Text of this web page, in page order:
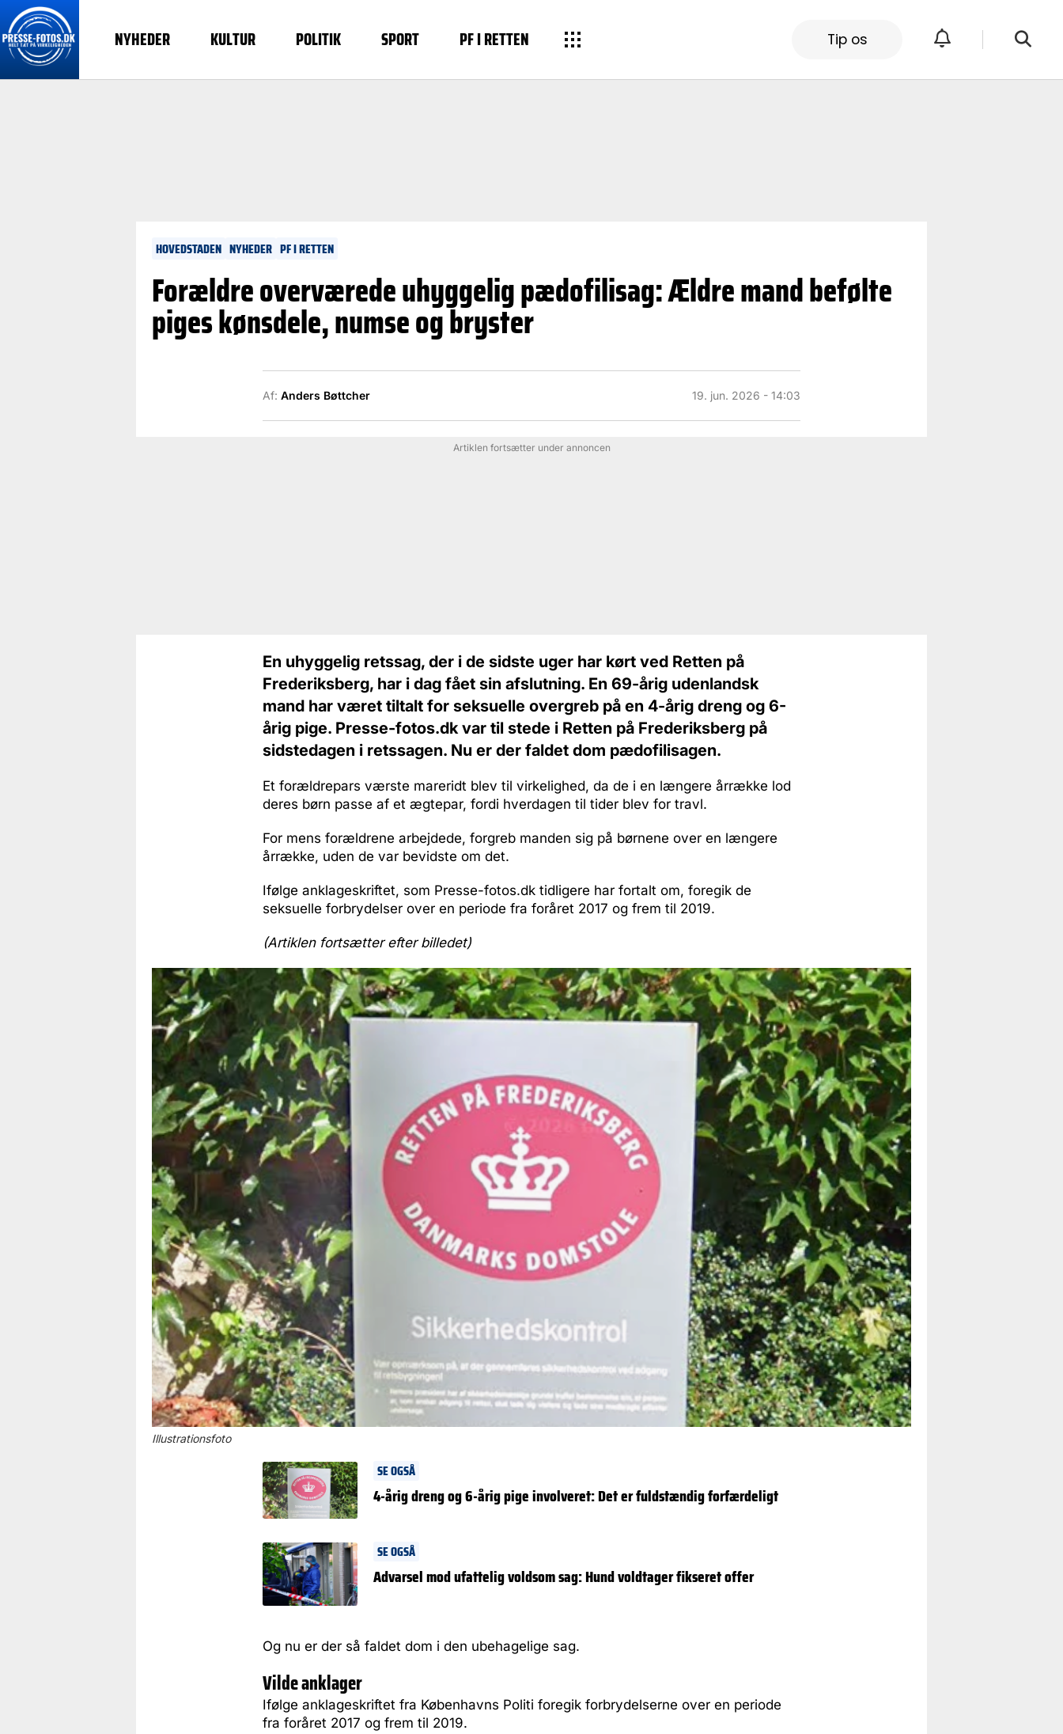
NYHEDER KULTUR POLITIK SPORT PF I RETTEN Tip os
HOVEDSTADEN NYHEDER PF I RETTEN
Forældre overværede uhyggelig pædofilisag: Ældre mand befølte
piges kønsdele, numse og bryster
Af: Anders Bøttcher 19. jun. 2026 - 14:03
Artiklen fortsætter under annoncen
En uhyggelig retssag, der i de sidste uger har kørt ved Retten på
Frederiksberg, har i dag fået sin afslutning. En 69-årig udenlandsk
mand har været tiltalt for seksuelle overgreb på en 4-årig dreng og 6-
årig pige. Presse-fotos.dk var til stede i Retten på Frederiksberg på
sidstedagen i retssagen. Nu er der faldet dom pædofilisagen.
Et forældrepars værste mareridt blev til virkelighed, da de i en længere årrække lod
deres børn passe af et ægtepar, fordi hverdagen til tider blev for travl.
For mens forældrene arbejdede, forgreb manden sig på børnene over en længere
årrække, uden de var bevidste om det.
Ifølge anklageskriftet, som Presse-fotos.dk tidligere har fortalt om, foregik de
seksuelle forbrydelser over en periode fra foråret 2017 og frem til 2019.
(Artiklen fortsætter efter billedet)
Illustrationsfoto
SE OGSÅ
4-årig dreng og 6-årig pige involveret: Det er fuldstændig forfærdeligt
SE OGSÅ
Advarsel mod ufattelig voldsom sag: Hund voldtager fikseret offer
Og nu er der så faldet dom i den ubehagelige sag.
Vilde anklager
Ifølge anklageskriftet fra Københavns Politi foregik forbrydelserne over en periode
fra foråret 2017 og frem til 2019.